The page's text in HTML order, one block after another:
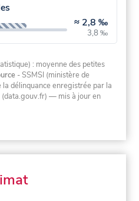
≈ 2,8 ‰
3,8 ‰
: moyenne des petites
- SSMSI (ministère de
délinquance enregistrée par la
— mis à jour en